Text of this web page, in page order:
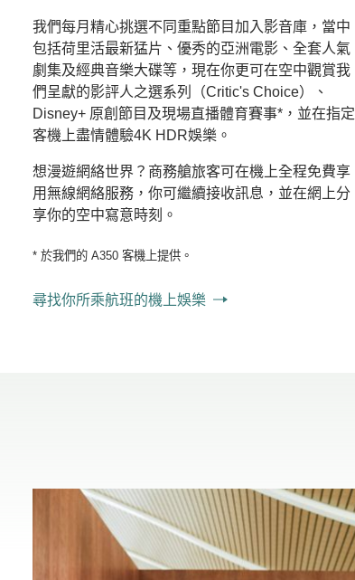
我們每月精心挑選不同重點節目加入影音庫，當中
包括荷里活最新猛片、優秀的亞洲電影、全套人氣
劇集及經典音樂大碟等，現在你更可在空中觀賞我
們呈獻的影評人之選系列（Critic's Choice）、
Disney+ 原創節目及現場直播體育賽事*，並在指定
客機上盡情體驗4K HDR娛樂。
想漫遊網絡世界？商務艙旅客可在機上全程免費享
用無線網絡服務，你可繼續接收訊息，並在網上分
享你的空中寫意時刻。
* 於我們的 A350 客機上提供。
尋找你所乘航班的機上娛樂